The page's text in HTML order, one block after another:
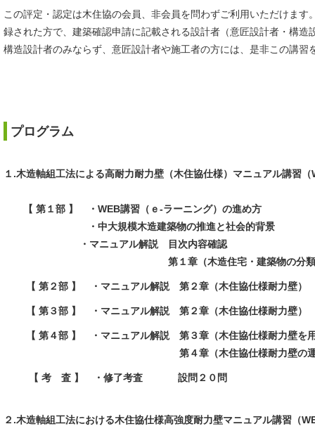
この評定・認定は木住協の会員、非会員を問わずご利用いただけま
録された方で、建築確認申請に記載される設計者（意匠設計者・構造
構造設計者のみならず、意匠設計者や施工者の方には、是非この講習
プログラム
１.木造軸組工法による高耐力耐力壁（木住協仕様）マニュアル講習（
【 第１部 】
・WEB講習（ｅ-ラーニング）の進め方
・中大規模木造建築物の推進と社会的背景
・マニュアル解説 目次内容確認
第１章（木造住宅・建築物の分類と構造安
【 第２部 】 ・マニュアル解説 第２章（木住協仕様耐力壁）
【 第３部 】 ・マニュアル解説 第２章（木住協仕様耐力壁
【 第４部 】
・マニュアル解説 第３章（木住協仕様耐力壁
第４章（木住協仕様耐力壁の運
【 考 査 】 ・修了考査 設問２０問
２.木造軸組工法における木住協仕様高強度耐力壁マニュアル講習（